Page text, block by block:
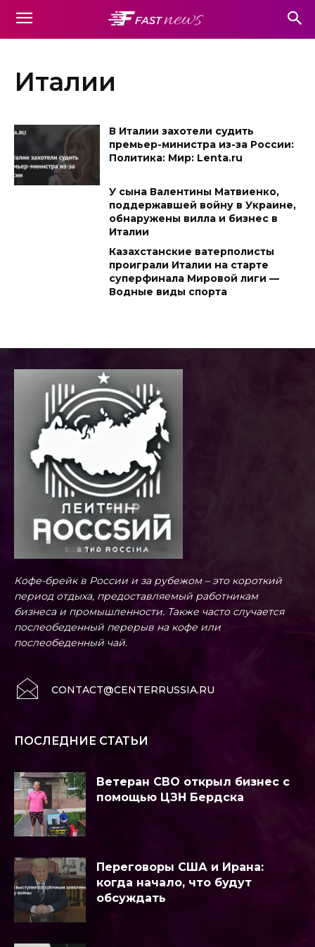
Италии
В Италии захотели судить
премьер-министра из-за России:
Политика: Мир: Lenta.ru
У сына Валентины Матвиенко,
поддержавшей войну в Украине,
обнаружены вилла и бизнес в
Италии
Казахстанские ватерполисты
проиграли Италии на старте
суперфинала Мировой лиги —
Водные виды спорта
Кофе-брейк в России и за рубежом – это короткий
период отдыха, предоставляемый работникам
бизнеса и промышленности. Также часто случается
послеобеденный перерыв на кофе или
послеобеденный чай.
CONTACT@CENTERRUSSIA.RU
ПОСЛЕДНИЕ СТАТЬИ
Ветеран СВО открыл бизнес с
помощью ЦЗН Бердска
Переговоры США и Ирана:
когда начало, что будут
обсуждать